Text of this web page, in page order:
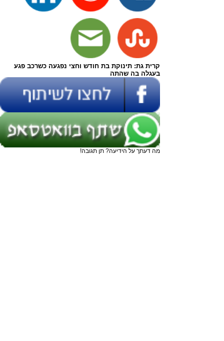
קרית גת: תינוקת בת חודש וחצי נפגעה כשרכב פגע
בעגלה בה שהתה
מה דעתך על הידיעה? תן תגובה!